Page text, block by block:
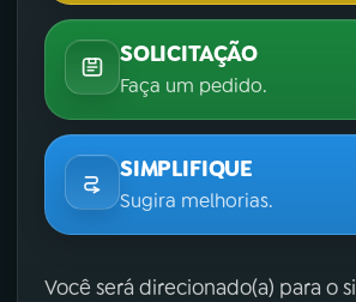
SOLICITAÇÃO
Faça um pedido.
SIMPLIFIQUE
Sugira melhorias.
Você será direcionado(a) para o